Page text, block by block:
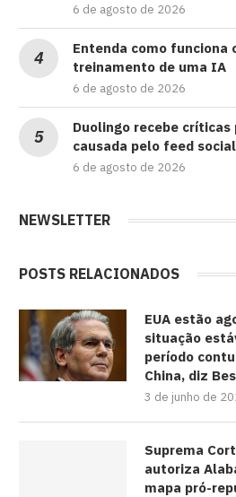
6 de agosto de 2026
Entenda como funciona
treinamento de uma IA
6 de agosto de 2026
Duolingo recebe críticas
causada pelo feed social
6 de agosto de 2026
NEWSLETTER
POSTS RELACIONADOS
EUA estão
situação
período
China, diz
3 de junho de
Suprema
autoriza
mapa pró-